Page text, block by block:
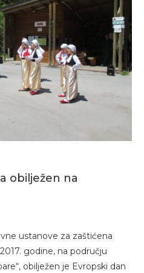
obilježen na
ustanove za zaštićena
godine, na području
obilježen je Evropski dan